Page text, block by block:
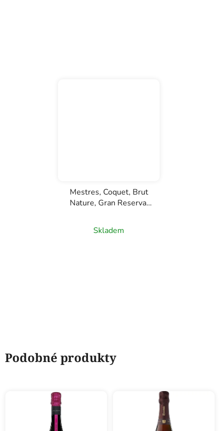
Mestres, Coquet, Brut
Nature, Gran Reserva,
víno, 1,5l
Skladem
Podobné produkty